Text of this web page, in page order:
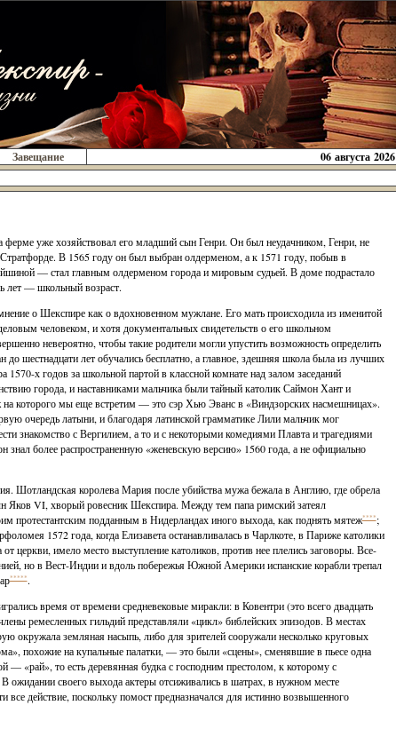
Завещание
06 августа 2026
уже хозяйствовал его младший сын Генри. Он был неудачником, Генри, не
В 1565 году он был выбран олдерменом, а к 1571 году, побыв в
— стал главным олдерменом города и мировым судьей. В доме подрастало
лет — школьный возраст.
о Шекспире как о вдохновенном мужлане. Его мать происходила из именитой
человеком, и хотя документальных свидетельств о его школьном
невероятно, чтобы такие родители могли упустить возможность определить
шестнадцати лет обучались бесплатно, а главное, здешняя школа была из лучших
х годов за школьной партой в классной комнате над залом заседаний
города, и наставниками мальчика были тайный католик Саймон Хант и
которого мы еще встретим — это сэр Хью Эванс в «Виндзорских насмешницах».
очередь латыни, и благодаря латинской грамматике Лили мальчик мог
знакомство с Вергилием, а то и с некоторыми комедиями Плавта и трагедиями
знал более распространенную «женевскую версию» 1560 года, а не официально
Шотландская королева Мария после убийства мужа бежала в Англию, где обрела
Яков VI, хворый ровесник Шекспира. Между тем папа римский затеял
протестантским подданным в Нидерландах иного выхода, как поднять мятеж****;
1572 года, когда Елизавета останавливалась в Чарлкоте, в Париже католики
церкви, имело место выступление католиков, против нее плелись заговоры. Все-
но в Вест-Индии и вдоль побережья Южной Америки испанские корабли трепал
*****.
время от времени средневековые миракли: в Ковентри (это всего двадцать
ремесленных гильдий представляли «цикл» библейских эпизодов. В местах
окружала земляная насыпь, либо для зрителей сооружали несколько круговых
похожие на купальные палатки, — это были «сцены», сменявшие в пьесе одна
— «рай», то есть деревянная будка с господним престолом, к которому с
ожидании своего выхода актеры отсиживались в шатрах, в нужном месте
все действие, поскольку помост предназначался для истинно возвышенного